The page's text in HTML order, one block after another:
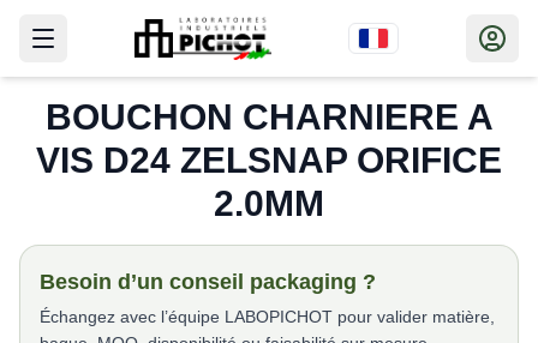
BOUCHON CHARNIERE A
VIS D24 ZELSNAP ORIFICE
2.0MM
Besoin d’un conseil packaging ?
Échangez avec l’équipe LABOPICHOT pour valider matière,